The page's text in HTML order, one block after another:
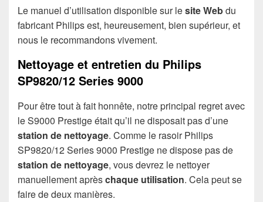
Le manuel d’utilisation disponible sur lesite Webdu
fabricant Philips est, heureusement, bien supérieur, et
nous le recommandons vivement.
Nettoyage et entretien du Philips
SP9820/12 Series 9000
Pour être tout à fait honnête, notre principal regret avec
le S9000 Prestige était qu’il ne disposait pas d’une
station de nettoyage. Comme le rasoir Philips
SP9820/12 Series 9000 Prestige ne dispose pas de
station de nettoyage, vous devrez le nettoyer
manuellement aprèschaque utilisation. Cela peut se
faire de deux manières.